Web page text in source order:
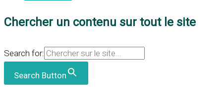
Chercher un contenu sur tout le site
Search for:
Search Button